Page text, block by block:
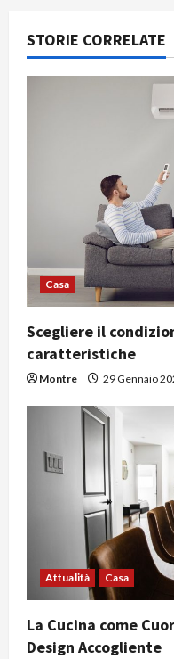
z
r
t
i
c
STORIE CORRELATE
Casa
Scegliere il
caratteristiche
Montre 29 Gennaio
Attualità Casa
La Cucina come
Design Accogliente